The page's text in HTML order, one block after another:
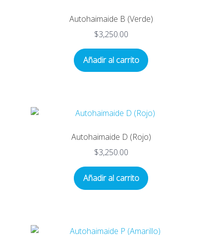
Reset Password
Autohaimaide B (Verde)
$3,250.00
Añadir al carrito
Autohaimaide D (Rojo)
$3,250.00
Añadir al carrito